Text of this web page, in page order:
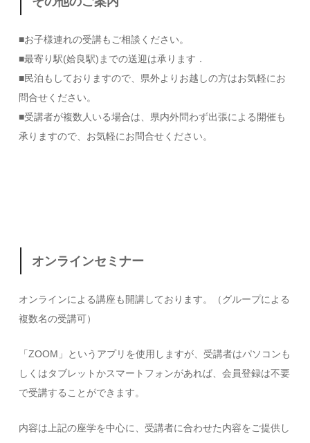
■お子様連れの受講もご相談ください。
■最寄り駅(姶良駅)までの送迎は承ります．
■民泊もしておりますので、県外よりお越しの方はお気軽にお
問合せください。
■受講者が複数人いる場合は、県内外問わず出張による開催も
承りますので、お気軽にお問合せください。
オンラインセミナー
オンラインによる講座も開講しております。（グループによる
複数名の受講可）
「ZOOM」というアプリを使用しますが、受講者はパソコンも
しくはタブレットかスマートフォンがあれば、会員登録は不要
で受講することができます。
内容は上記の座学を中心に、受講者に合わせた内容をご提供し